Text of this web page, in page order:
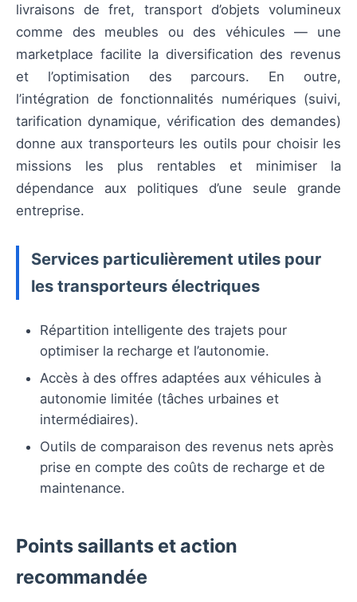
livraisons de fret, transport d’objets volumineux
comme des meubles ou des véhicules — une
marketplace facilite la diversification des revenus
et l’optimisation des parcours. En outre,
l’intégration de fonctionnalités numériques (suivi,
tarification dynamique, vérification des demandes)
donne aux transporteurs les outils pour choisir les
missions les plus rentables et minimiser la
dépendance aux politiques d’une seule grande
entreprise.
Services particulièrement utiles pour
les transporteurs électriques
Répartition intelligente des trajets pour
optimiser la recharge et l’autonomie.
Accès à des offres adaptées aux véhicules à
autonomie limitée (tâches urbaines et
intermédiaires).
Outils de comparaison des revenus nets après
prise en compte des coûts de recharge et de
maintenance.
Points saillants et action
recommandée